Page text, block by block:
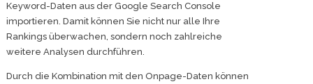
Keyword-Daten aus der Google Search Console
importieren. Damit können Sie nicht nur alle Ihre
Rankings überwachen, sondern noch zahlreiche
weitere Analysen durchführen.
Durch die Kombination mit den Onpage-Daten können